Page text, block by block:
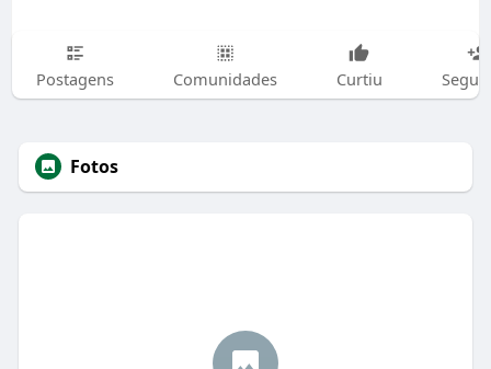
Postagens Comunidades Curtiu
Fotos